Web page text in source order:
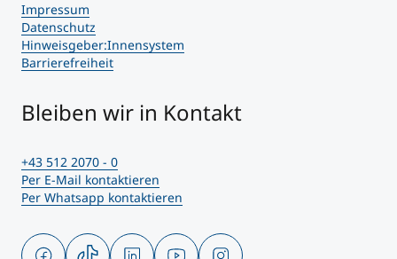
Impressum
Datenschutz
Hinweisgeber:Innensystem
Barrierefreiheit
Bleiben wir in Kontakt
+43 512 2070 - 0
Per E-Mail kontaktieren
Per Whatsapp kontaktieren